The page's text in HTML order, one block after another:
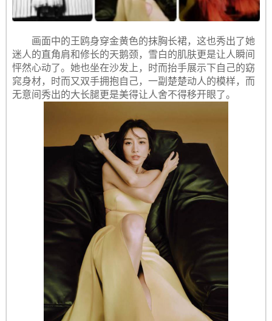
画面中的王鸥身穿金黄色的抹胸长裙，这也秀出了她
迷人的直角肩和修长的天鹅颈，雪白的肌肤更是让人瞬间
怦然心动了。她也坐在沙发上，时而抬手展示下自己的窈
窕身材，时而又双手拥抱自己，一副楚楚动人的模样，而
无意间秀出的大长腿更是美得让人舍不得移开眼了。